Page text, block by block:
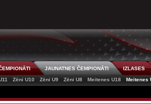
JAUNATNES ČEMPIONĀTI IZLASES
Zēni U10 Zēni U9 Zēni U8 Meitenes U18 Meitenes